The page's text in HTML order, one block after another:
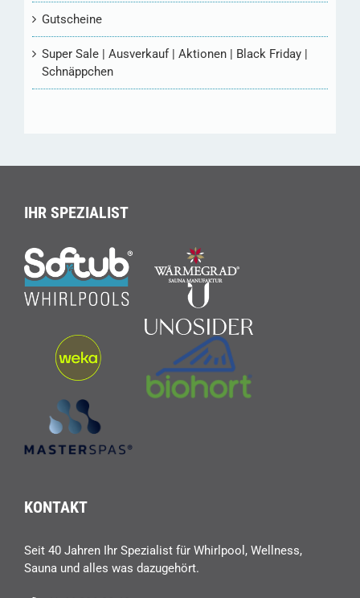
Gutscheine
Super Sale | Ausverkauf | Aktionen | Black Friday |
Schnäppchen
IHR SPEZIALIST
KONTAKT
Seit 40 Jahren Ihr Spezialist für Whirlpool, Wellness,
Sauna und alles was dazugehört.